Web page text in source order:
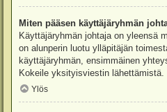
Miten pääsen käyttäjäryhmän
Käyttäjäryhmän johtaja on yleensä
on alunperin luotu ylläpitäjän
käyttäjäryhmän, ensimmäinen
Kokeile yksityisviestin lähettämistä.
Ylös